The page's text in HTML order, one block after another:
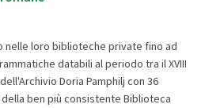
nelle loro biblioteche private fino ad
databili al periodo tra il XVIII
Doria Pamphilj con 36
ben più consistente Biblioteca